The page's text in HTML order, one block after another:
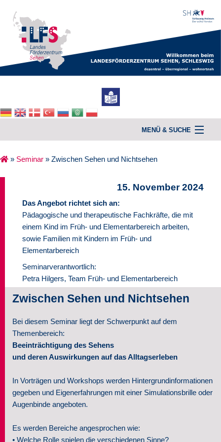
MENÜ & SUCHE
Kurse
Seminare
» Seminar » Zwischen Sehen und Nichtsehen
15. November 2024
Das Angebot richtet sich an:
Pädagogische und therapeutische Fachkräfte, die mit
einem Kind im Früh- und Elementarbereich arbeiten,
sowie Familien mit Kindern im Früh- und
Elementarbereich
Seminarverantwortlich:
Petra Hilgers, Team Früh- und Elementarbereich
Zwischen Sehen und Nichtsehen
Bei diesem Seminar liegt der Schwerpunkt auf dem
Themenbereich:
Beeinträchtigung des Sehens
und deren Auswirkungen auf das Alltagserleben
In Vorträgen und Workshops werden Hintergrundinformationen
gegeben und Eigenerfahrungen mit einer Simulationsbrille oder
Augenbinde angeboten.
Es werden Bereiche angesprochen wie:
• Welche Rolle spielen die verschiedenen Sinne?